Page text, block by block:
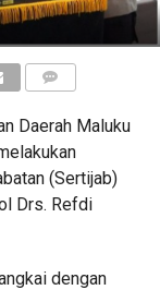
Daerah Maluku
(Sertijab)
Drs. Refdi
dengan